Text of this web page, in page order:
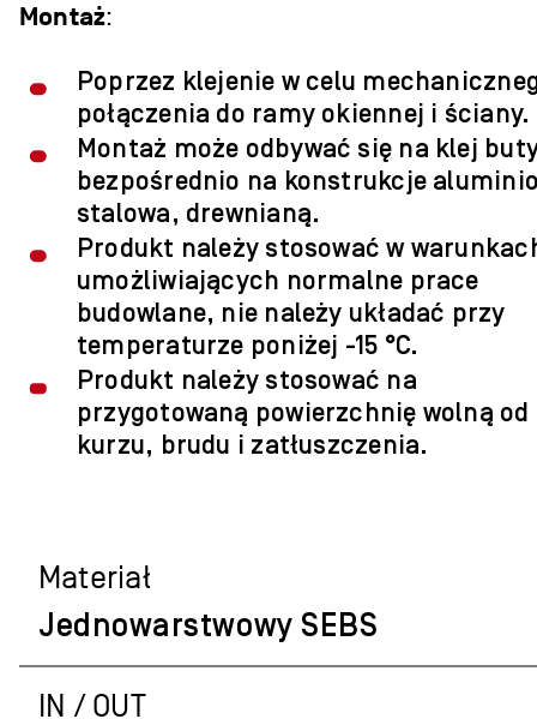
Montaż:
Poprzez klejenie w celu
połączenia do ramy okiennej i ściany.
Montaż może odbywać się na klej
bezpośrednio na konstrukcje
stalowa, drewnianą.
Produkt należy stosować w
umożliwiających normalne prace
budowlane, nie należy układać przy
temperaturze poniżej -15 °C.
Produkt należy stosować na
przygotowaną powierzchnię wolną od
kurzu, brudu i zatłuszczenia.
Materiał
Jednowarstwowy SEBS
IN / OUT